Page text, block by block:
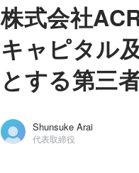
株式会社
キャピタル
とする第三
Shunsuke Arai
代表取締役